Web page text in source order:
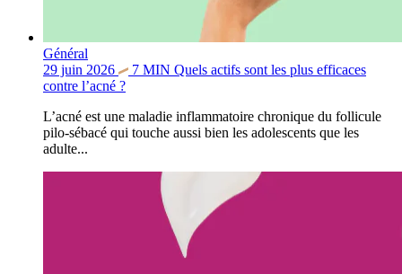
Général
29 juin 2026
7 MIN Quels actifs sont les plus efficaces
contre l’acné ?
L’acné est une maladie inflammatoire chronique du follicule
pilo-sébacé qui touche aussi bien les adolescents que les
adulte...